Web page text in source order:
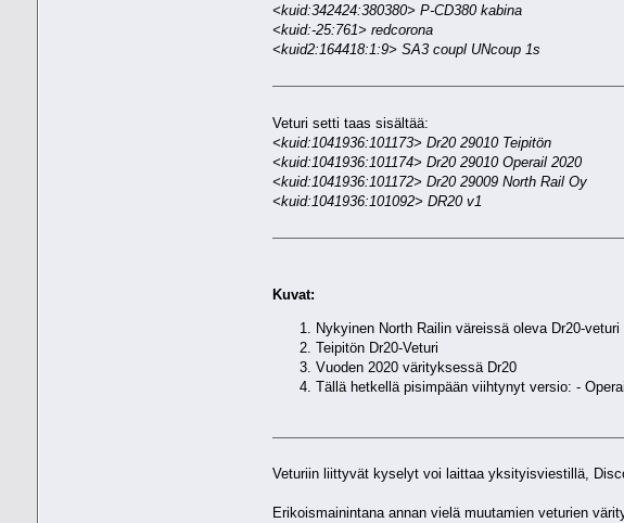
<kuid:342424:380380> P-CD380 kabina
<kuid:-25:761> redcorona
<kuid2:164418:1:9> SA3 coupl UNcoup 1s
Veturi setti taas sisältää:
<kuid:1041936:101173> Dr20 29010 Teipitön
<kuid:1041936:101174> Dr20 29010 Operail 2020
<kuid:1041936:101172> Dr20 29009 North Rail Oy
<kuid:1041936:101092> DR20 v1
Kuvat:
Nykyinen North Railin väreissä oleva Dr20-veturi
Teipitön Dr20-Veturi
Vuoden 2020 värityksessä Dr20
Tällä hetkellä pisimpään viihtynyt versio: -
Veturiin liittyvät kyselyt voi laittaa yksityisviestillä,
Erikoismainintana annan vielä muutamien veturien